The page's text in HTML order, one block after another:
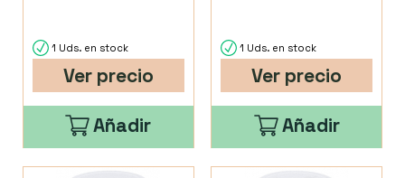
1 Uds. en stock
Ver precio
Añadir
1 Uds. en stock
Ver precio
Añadir